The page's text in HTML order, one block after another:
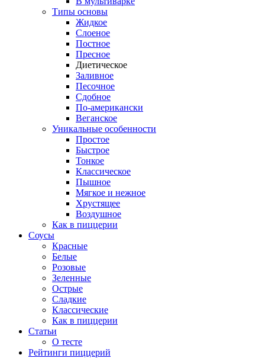
Типы основы
Жидкое
Слоеное
Постное
Пресное
Диетическое
Заливное
Песочное
Сдобное
По-американски
Веганское
Уникальные особенности
Простое
Быстрое
Тонкое
Классическое
Пышное
Мягкое и нежное
Хрустящее
Воздушное
Как в пиццерии
Соусы
Красные
Белые
Розовые
Зеленные
Острые
Сладкие
Классические
Как в пиццерии
Статьи
О тесте
Рейтинги пиццерий